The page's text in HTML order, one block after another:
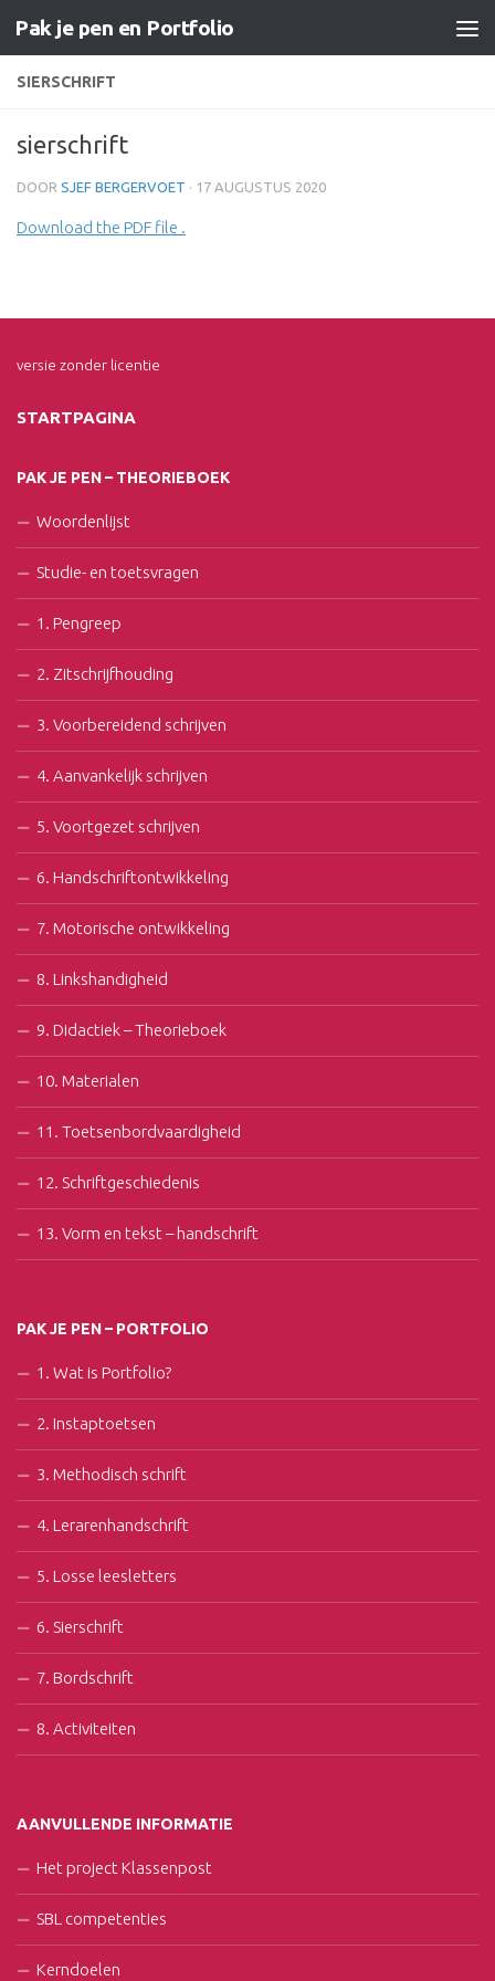
Doorgaan naar inhoud
Pak je pen en Portfolio
SIERSCHRIFT
sierschrift
DOOR SJEF BERGERVOET · 17 AUGUSTUS 2020
Download the PDF file .
versie zonder licentie
STARTPAGINA
PAK JE PEN – THEORIEBOEK
Woordenlijst
Studie- en toetsvragen
1. Pengreep
2. Zitschrijfhouding
3. Voorbereidend schrijven
4. Aanvankelijk schrijven
5. Voortgezet schrijven
6. Handschriftontwikkeling
7. Motorische ontwikkeling
8. Linkshandigheid
9. Didactiek – Theorieboek
10. Materialen
11. Toetsenbordvaardigheid
12. Schriftgeschiedenis
13. Vorm en tekst – handschrift
PAK JE PEN – PORTFOLIO
1. Wat is Portfolio?
2. Instaptoetsen
3. Methodisch schrift
4. Lerarenhandschrift
5. Losse leesletters
6. Sierschrift
7. Bordschrift
8. Activiteiten
AANVULLENDE INFORMATIE
Het project Klassenpost
SBL competenties
Kerndoelen